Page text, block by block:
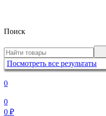
Поиск
Посмотреть все результаты
0
0
0 ₽